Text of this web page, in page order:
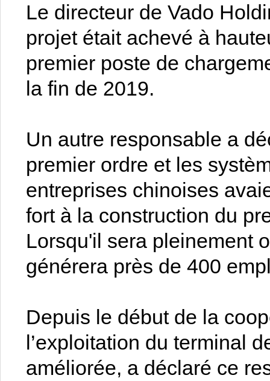
Le directeur de Vado
projet était achevé à
premier poste de
la fin de 2019.
Un autre responsable a
premier ordre et les
entreprises chinoises
fort à la construction du
Lorsqu'il sera pleinement
générera près de 400
Depuis le début de la
l’exploitation du terminal
améliorée, a déclaré ce